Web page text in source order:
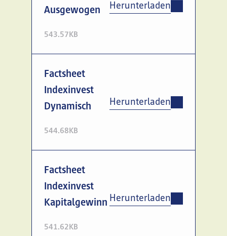
Ausgewogen
543.57KB
Herunterladen
Factsheet
Indexinvest
Dynamisch
544.68KB
Herunterladen
Factsheet
Indexinvest
Kapitalgewinn
541.62KB
Herunterladen